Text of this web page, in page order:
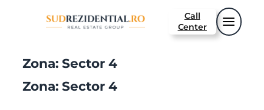
Call
Center
Zona:Sector 4
Zona:Sector 4